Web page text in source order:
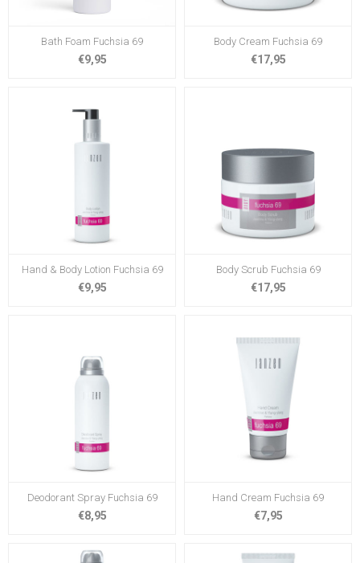
Bath Foam Fuchsia 69
€9,95
Body Cream Fuchsia 69
€17,95
Hand & Body Lotion Fuchsia 69
€9,95
Body Scrub Fuchsia 69
€17,95
Deodorant Spray Fuchsia 69
€8,95
Hand Cream Fuchsia 69
€7,95